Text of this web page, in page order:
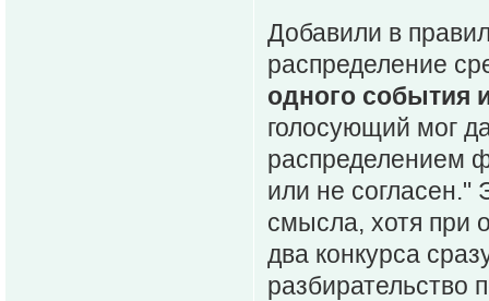
Добавили в
распределение
одного события
голосующий мог
распределением
или не согласен."
смысла, хотя при
два конкурса
разбирательство